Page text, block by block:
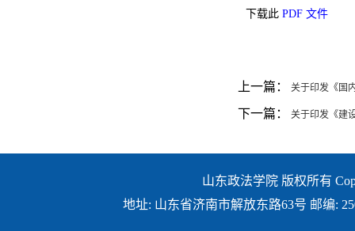
下载此 PDF 文件
上一篇： 关于印发《国
下一篇： 关于印发《建
山东政法学院 版权所有
地址: 山东省济南市解放东路63号 邮编: